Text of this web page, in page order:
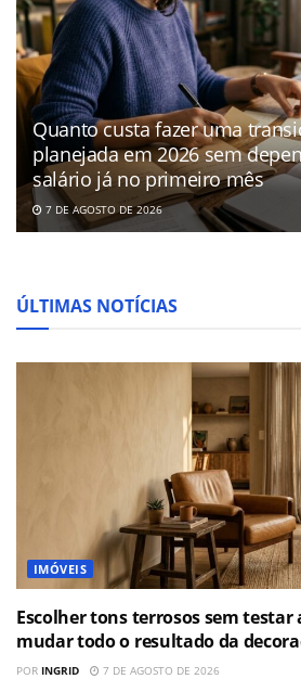
Quanto custa fazer uma
planejada em 2026 sem
salário já no primeiro mês
7 DE AGOSTO DE 2026
ÚLTIMAS NOTÍCIAS
IMÓVEIS
Escolher tons terrosos sem
mudar todo o resultado da
POR INGRID 7 DE AGOSTO DE 2026